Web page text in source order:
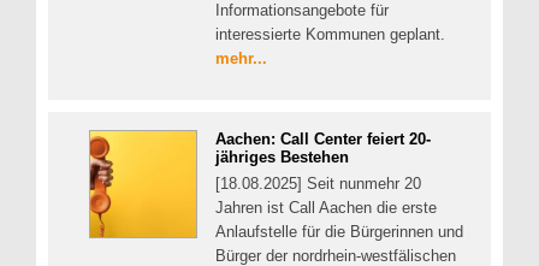
Informationsangebote für
interessierte Kommunen geplant.
mehr...
Aachen: Call Center feiert 20-
jähriges Bestehen
[18.08.2025] Seit nunmehr 20
Jahren ist Call Aachen die erste
Anlaufstelle für die Bürgerinnen und
Bürger der nordrhein-westfälischen